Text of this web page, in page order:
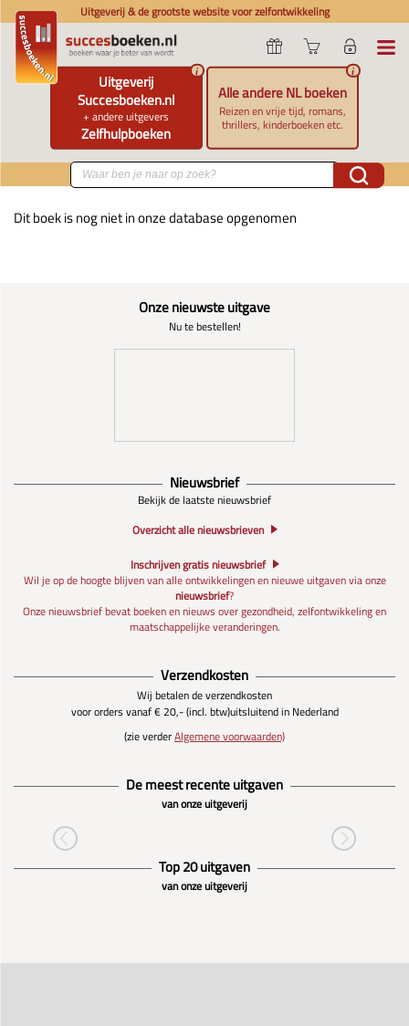
Uitgeverij & de grootste website voor zelfontwikkeling
Uitgeverij
Succesboeken.nl
+ andere uitgevers
Zelfhulpboeken
i
Alle andere NL boeken
Reizen en vrije tijd, romans,
thrillers, kinderboeken etc.
i
Onze nieuwste uitgave
Nu te bestellen!
Nieuwsbrief
Bekijk de laatste nieuwsbrief
Overzicht alle nieuwsbrieven
Inschrijven gratis nieuwsbrief
Wil je op de hoogte blijven van alle ontwikkelingen en nieuwe uitgaven via onze
nieuwsbrief?
Onze nieuwsbrief bevat boeken en nieuws over gezondheid, zelfontwikkeling en
maatschappelijke veranderingen.
Verzendkosten
Wij betalen de verzendkosten
voor orders vanaf € 20,- (incl. btw)uitsluitend in Nederland
(zie verderAlgemene voorwaarden)
De meest recente uitgaven
van onze uitgeverij
Top 20 uitgaven
van onze uitgeverij
Dit boek is nog niet in onze database opgenomen